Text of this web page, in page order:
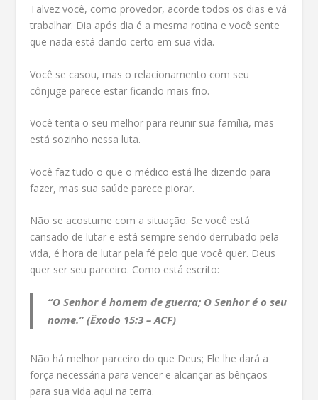
Talvez você, como provedor, acorde todos os dias e vá
trabalhar. Dia após dia é a mesma rotina e você sente
que nada está dando certo em sua vida.
Você se casou, mas o relacionamento com seu
cônjuge parece estar ficando mais frio.
Você tenta o seu melhor para reunir sua família, mas
está sozinho nessa luta.
Você faz tudo o que o médico está lhe dizendo para
fazer, mas sua saúde parece piorar.
Não se acostume com a situação. Se você está
cansado de lutar e está sempre sendo derrubado pela
vida, é hora de lutar pela fé pelo que você quer. Deus
quer ser seu parceiro. Como está escrito:
“O Senhor é homem de guerra; O Senhor é o seu
nome.” (Êxodo 15:3 – ACF)
Não há melhor parceiro do que Deus; Ele lhe dará a
força necessária para vencer e alcançar as bênçãos
para sua vida aqui na terra.